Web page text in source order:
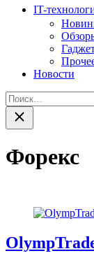
IT-
Новости
Найти:
Закрыть
поиск
Форекс